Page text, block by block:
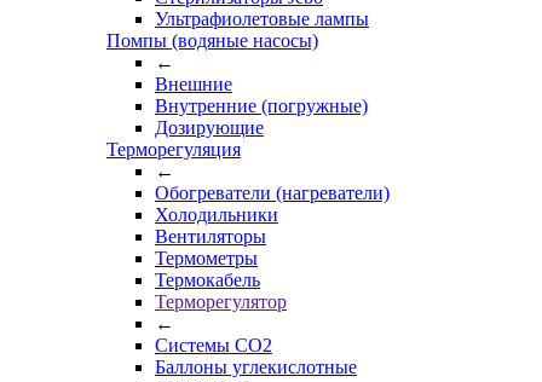
Ультрафиолетовые лампы
Помпы (водяные насосы)
←
Внешние
Внутренние (погружные)
Дозирующие
Терморегуляция
←
Обогреватели (нагреватели)
Холодильники
Вентиляторы
Термометры
Термокабель
Терморегулятор
←
Системы CO2
Баллоны углекислотные